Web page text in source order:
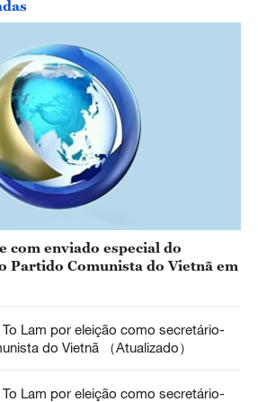
com enviado especial do
Partido Comunista do Vietnã em
Lam por eleição como secretário-
do Vietnã （Atualizado）
Lam por eleição como secretário-